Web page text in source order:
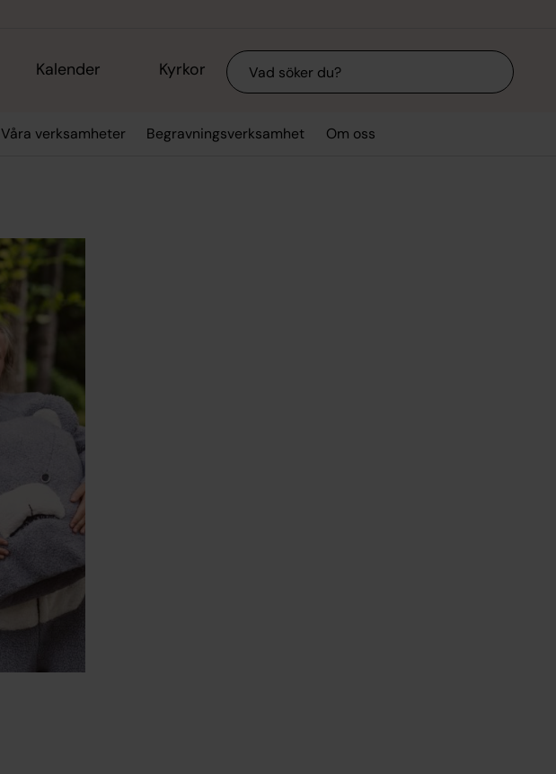
Kalender Kyrkor Sök
Våra verksamheter Begravningsverksamhet Om oss